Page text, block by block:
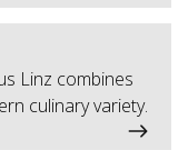
Linz combines
culinary variety.